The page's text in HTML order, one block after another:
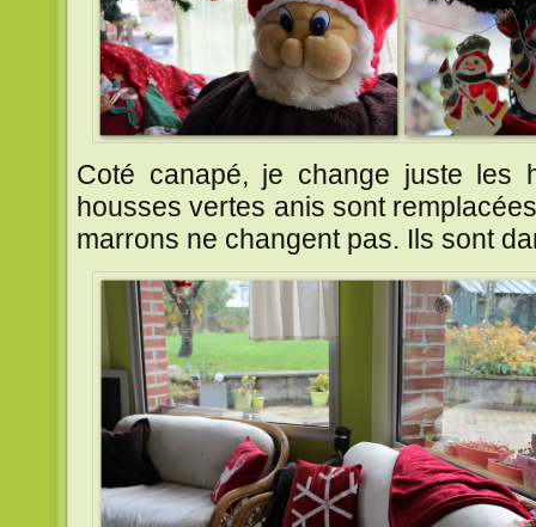
Coté canapé, je change juste les
housses vertes anis sont
marrons ne changent pas. Ils sont